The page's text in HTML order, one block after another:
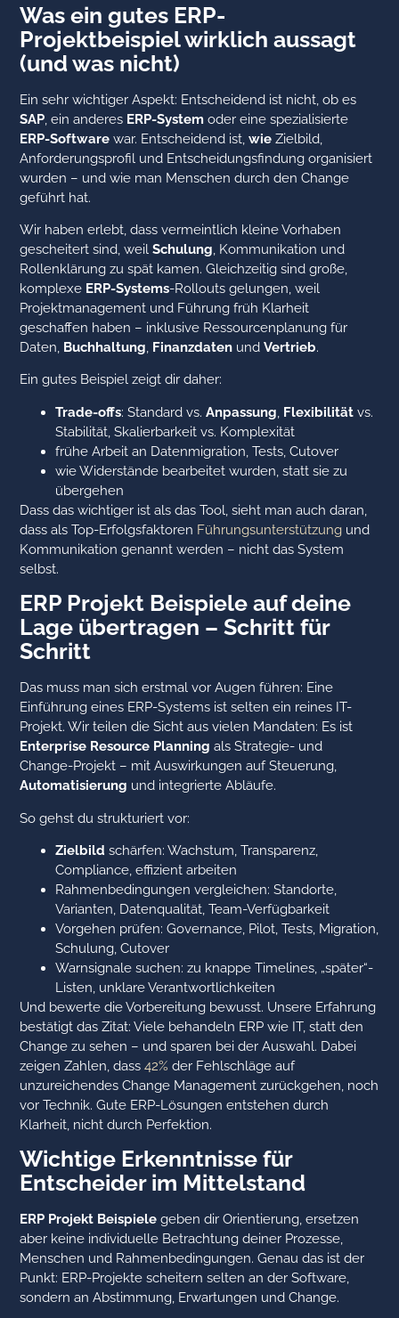
Was ein gutes ERP-
Projektbeispiel wirklich aussagt
(und was nicht)
Ein sehr wichtiger Aspekt: Entscheidend ist nicht, ob es
SAP , ein anderes ERP-System oder eine spezialisierte
ERP-Software war. Entscheidend ist,wie Zielbild,
Anforderungsprofil und Entscheidungsfindung organisiert
wurden – und wie man Menschen durch den Change
geführt hat.
Wir haben erlebt, dass vermeintlich kleine Vorhaben
gescheitert sind, weilSchulung, Kommunikation und
Rollenklärung zu spät kamen. Gleichzeitig sind große,
komplexe ERP-Systems-Rollouts gelungen, weil
Projektmanagement und Führung früh Klarheit
geschaffen haben – inklusive Ressourcenplanung für
Daten, Buchhaltung, Finanzdaten undVertrieb.
Ein gutes Beispiel zeigt dir daher:
Trade-offs: Standard vs.Anpassung, Flexibilität vs.
Stabilität, Skalierbarkeit vs. Komplexität
frühe Arbeit an Datenmigration, Tests, Cutover
wie Widerstände bearbeitet wurden, statt sie zu
übergehen
Dass das wichtiger ist als das Tool, sieht man auch daran,
dass als Top-Erfolgsfaktoren Führungsunterstützung und
Kommunikation genannt werden – nicht das System
selbst.
ERP Projekt Beispiele auf deine
Lage übertragen – Schritt für
Schritt
Das muss man sich erstmal vor Augen führen: Eine
Einführung eines ERP-Systems ist selten ein reines IT-
Projekt. Wir teilen die Sicht aus vielen Mandaten: Es ist
Enterprise Resource Planning als Strategie- und
Change-Projekt – mit Auswirkungen auf Steuerung,
Automatisierung und integrierte Abläufe.
So gehst du strukturiert vor:
Zielbild schärfen: Wachstum, Transparenz,
Compliance, effizient arbeiten
Rahmenbedingungen vergleichen: Standorte,
Varianten, Datenqualität, Team-Verfügbarkeit
Vorgehen prüfen: Governance, Pilot, Tests, Migration,
Schulung, Cutover
Warnsignale suchen: zu knappe Timelines, „später“-
Listen, unklare Verantwortlichkeiten
Und bewerte die Vorbereitung bewusst. Unsere Erfahrung
bestätigt das Zitat: Viele behandeln ERP wie IT, statt den
Change zu sehen – und sparen bei der Auswahl. Dabei
zeigen Zahlen, dass42% der Fehlschläge auf
unzureichendes Change Management zurückgehen, noch
vor Technik. Gute ERP-Lösungen entstehen durch
Klarheit, nicht durch Perfektion.
Wichtige Erkenntnisse für
Entscheider im Mittelstand
ERP Projekt Beispiele geben dir Orientierung, ersetzen
aber keine individuelle Betrachtung deiner Prozesse,
Menschen und Rahmenbedingungen. Genau das ist der
Punkt: ERP-Projekte scheitern selten an der Software,
sondern an Abstimmung, Erwartungen und Change.